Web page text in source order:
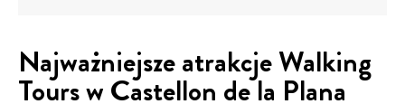
Najważniejsze atrakcje Walking
Tours w Castellon de la Plana